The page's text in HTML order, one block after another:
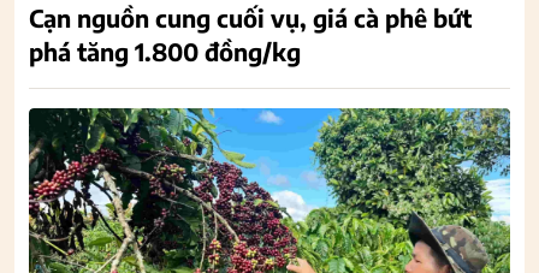
Cạn nguồn cung cuối vụ, giá cà phê bứt
phá tăng 1.800 đồng/kg